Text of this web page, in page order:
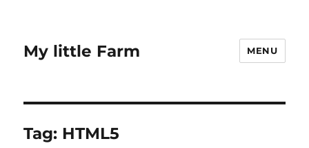
My little Farm MENU
Tag: HTML5